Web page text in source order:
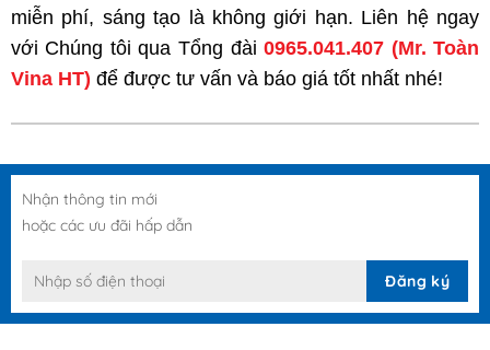
miễn phí, sáng tạo là không giới hạn. Liên hệ ngay
với Chúng tôi qua Tổng đài0965.041.407 (Mr. Toàn
Vina HT) để được tư vấn và báo giá tốt nhất nhé!
Nhận thông tin mới
hoặc các ưu đãi hấp dẫn